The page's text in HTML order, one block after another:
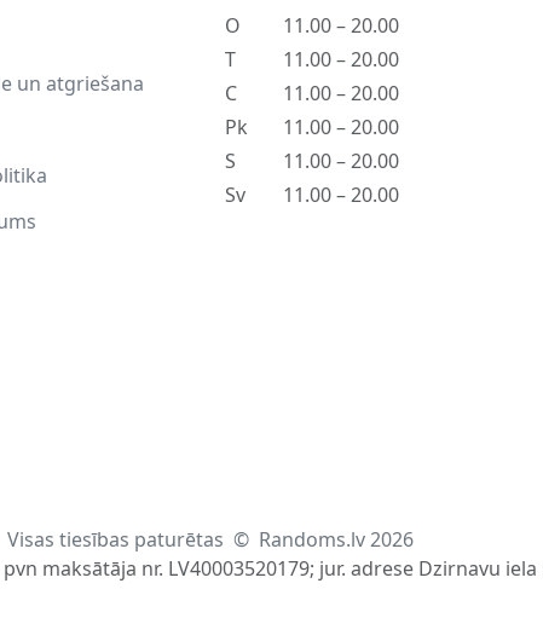
un atgriešana
O
11.00 – 20.00
T
11.00 – 20.00
C
11.00 – 20.00
Pk
11.00 – 20.00
S
11.00 – 20.00
Sv
11.00 – 20.00
Visas tiesības paturētas © Randoms.lv 2026
maksātāja nr. LV40003520179; jur. adrese Dzirnavu iela